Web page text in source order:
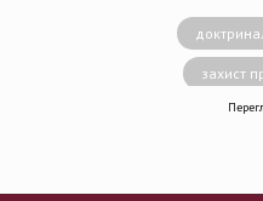
захист
генофонд